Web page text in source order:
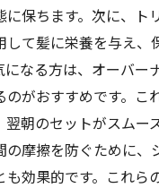
に保ちます。次に、ト
して髪に栄養を与え、
になる方は、オーバー
のがおすすめです。こ
朝のセットがスムー
の摩擦を防ぐために、
も効果的です。これら